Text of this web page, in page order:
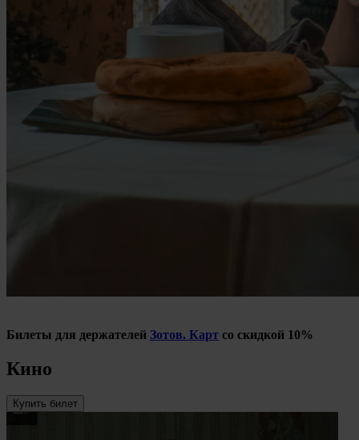
Билеты для держателей Зотов. Карт со скидкой 10%
Кино
Купить билет